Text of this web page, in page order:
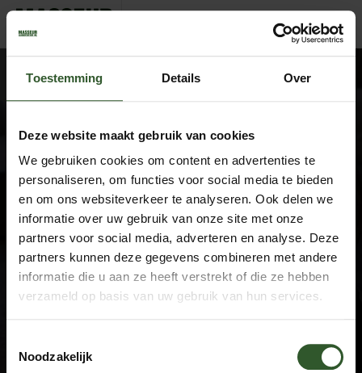
Toestemming Details Over
Deze website maakt gebruik van cookies
We gebruiken cookies om content en advertenties te
personaliseren, om functies voor social media te bieden
en om ons websiteverkeer te analyseren. Ook delen we
informatie over uw gebruik van onze site met onze
partners voor social media, adverteren en analyse. Deze
partners kunnen deze gegevens combineren met andere
informatie die u aan ze heeft verstrekt of die ze hebben
verzameld op basis van uw gebruik van hun services.
Noodzakelijk
Margriet
Google Rating
4.9
Based on 743 reviews
byTrust.Reviews
Masseurs
Sluit aan als masseur
Over ons
Algemene voorwaarden